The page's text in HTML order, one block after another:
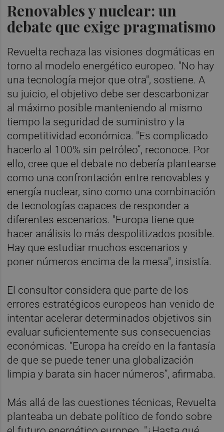
Renovables y nuclear: un
debate que exige pragmatismo
Revuelta rechaza las visiones dogmáticas en
torno al modelo energético europeo. "No hay
una tecnología mejor que otra", sostiene. A
su juicio, el objetivo debe ser descarbonizar
al máximo posible manteniendo al mismo
tiempo la seguridad de suministro y la
competitividad económica. "Es complicado
hacerlo al 100% sin petróleo”, reconoce. Por
ello, cree que el debate no debería plantearse
como una confrontación entre renovables y
energía nuclear, sino como una combinación
de tecnologías capaces de responder a
diferentes escenarios. "Europa tiene que
hacer análisis lo más despolitizados posible.
Hay que estudiar muchos escenarios y
poner números encima de la mesa", insistía.
El consultor considera que parte de los
errores estratégicos europeos han venido de
intentar acelerar determinados objetivos sin
evaluar suficientemente sus consecuencias
económicas. “Europa ha creído en la fantasía
de que se puede tener una globalización
limpia y barata sin hacer números”, afirmaba.
Más allá de las cuestiones técnicas, Revuelta
planteaba un debate político de fondo sobre